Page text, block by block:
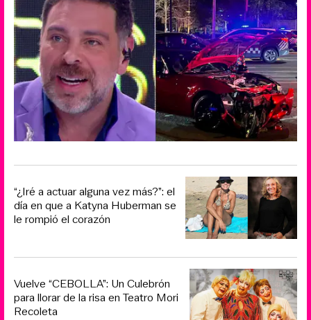
“¿Iré a actuar alguna vez más?”: el
día en que a Katyna Huberman se
le rompió el corazón
Vuelve “CEBOLLA”: Un Culebrón
para llorar de la risa en Teatro Mori
Recoleta